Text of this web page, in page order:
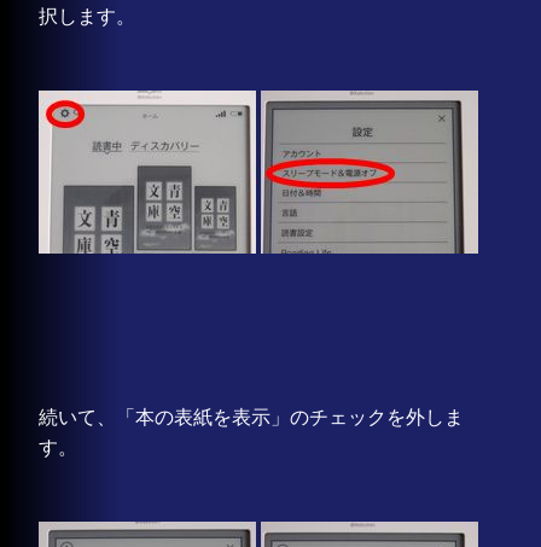
択します。
続いて、「本の表紙を表示」のチェックを外しま
す。